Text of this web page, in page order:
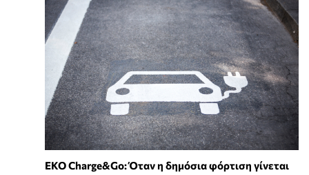
EKO Charge&Go: Όταν η δημόσια φόρτιση γίνεται